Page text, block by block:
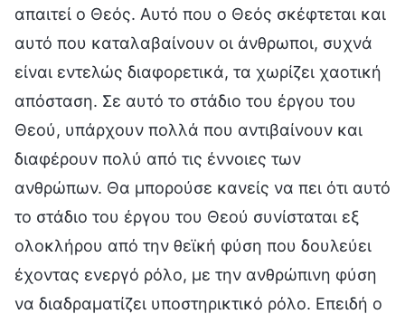
απαιτεί ο Θεός. Αυτό που ο Θεός σκέφτεται και
αυτό που καταλαβαίνουν οι άνθρωποι, συχνά
είναι εντελώς διαφορετικά, τα χωρίζει χαοτική
απόσταση. Σε αυτό το στάδιο του έργου του
Θεού, υπάρχουν πολλά που αντιβαίνουν και
διαφέρουν πολύ από τις έννοιες των
ανθρώπων. Θα μπορούσε κανείς να πει ότι αυτό
το στάδιο του έργου του Θεού συνίσταται εξ
ολοκλήρου από την θεϊκή φύση που δουλεύει
έχοντας ενεργό ρόλο, με την ανθρώπινη φύση
να διαδραματίζει υποστηρικτικό ρόλο. Επειδή ο